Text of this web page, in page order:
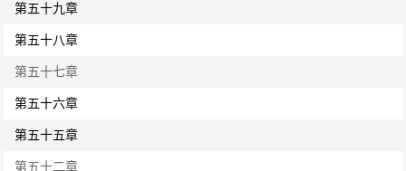
第五十九章
第五十八章
第五十七章
第五十六章
第五十五章
第五十二章